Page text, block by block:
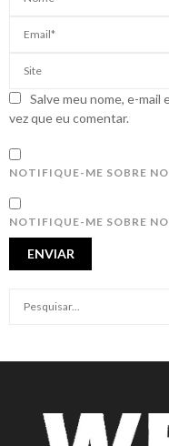
Salve meu nome, e-mail
vez que eu comentar.
NOTIFIQUE-ME SOBRE
NOTIFIQUE-ME SOBRE